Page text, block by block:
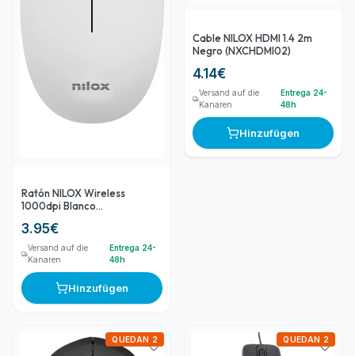
Ratón NILOX Wireless
1000dpi Blanco
(NXMOWI4013)
3.95€
Versand auf die
Kanaren
Entrega 24-
48h
Hinzufügen
Cable NILOX HDMI 1.4 2m
Negro (NXCHDMI02)
4.14€
Versand auf die
Kanaren
Entrega 24-
48h
Hinzufügen
QUEDAN 2 QUEDAN 2